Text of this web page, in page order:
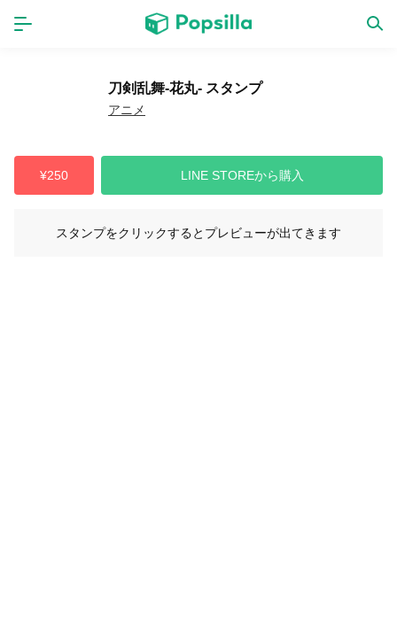
刀剣乱舞-花丸- スタンプ
アニメ
¥250 LINE STOREから購入
スタンプをクリックするとプレビューが出てきます